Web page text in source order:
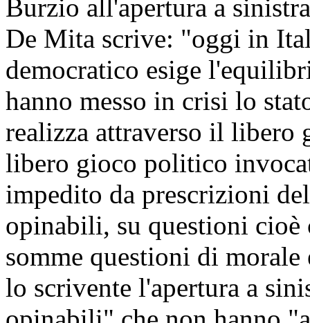
Burzio all'apertura a
De Mita scrive: "oggi in
democratico esige
hanno messo in crisi lo
realizza attraverso il
libero gioco politico
impedito da prescrizioni
opinabili, su questioni cioè
somme questioni di
lo scrivente l'apertura a